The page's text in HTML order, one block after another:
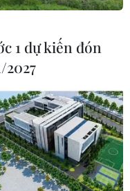
1 dự kiến đón
2027